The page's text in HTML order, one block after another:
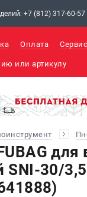
+7 (812) 317-60-57
Оплата Сервис
для
SNI-30/